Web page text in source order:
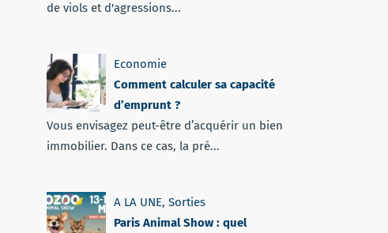
de viols et d'agressions...
Economie
Comment calculer sa capacité
d’emprunt ?
Vous envisagez peut-être d’acquérir un bien
immobilier. Dans ce cas, la pré...
A LA UNE, Sorties
Paris Animal Show : quel